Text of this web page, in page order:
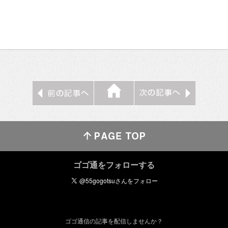
ゴゴ通をフォローする
ゴゴ通信の記事を配信しませんか？